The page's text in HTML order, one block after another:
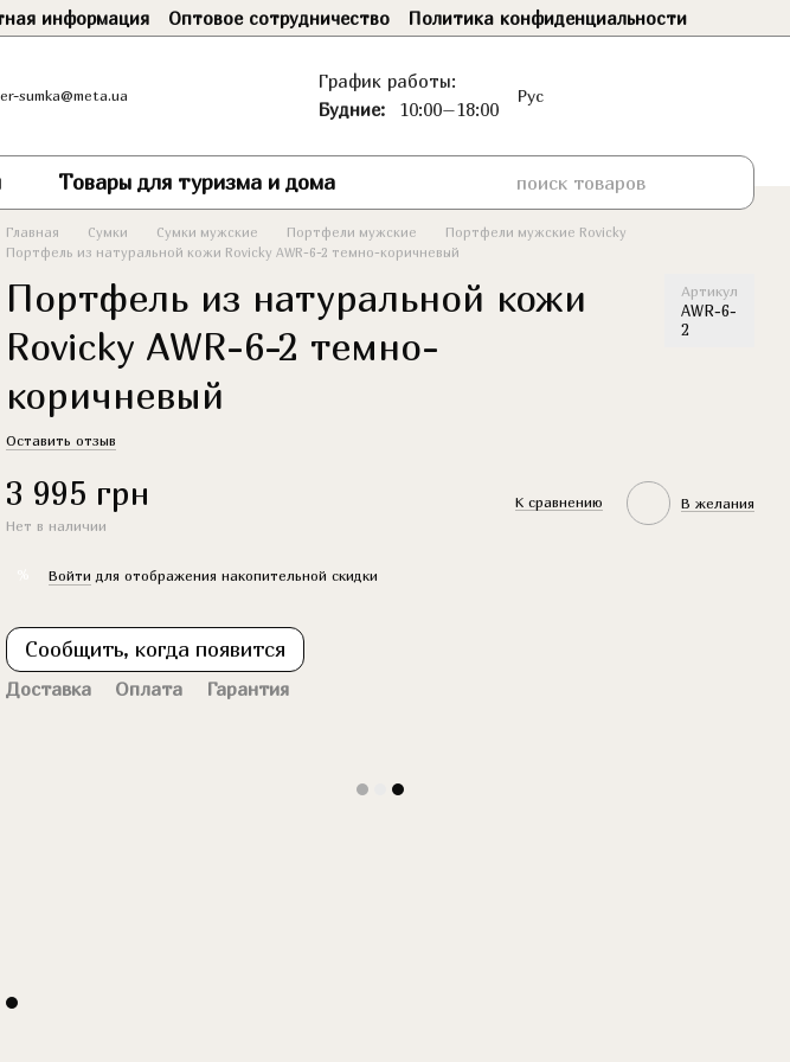
информация Оптовое сотрудничество
Политика конфиденциальности
sumka@meta.ua
График работы:
Будние:
10:00–18:00
Рус
Товары для туризма и дома
Главная Сумки Сумки мужские Портфели мужские
Портфели мужские Rovicky
Портфель из натуральной кожи Rovicky AWR-6-2 темно-коричневый
Портфель из натуральной кожи
Rovicky AWR-6-2 темно-
коричневый
Артикул
AWR-6-
2
Оставить отзыв
3 995 грн
Нет в наличии
К сравнению В желания
Войти для отображения накопительной скидки
Сообщить, когда появится
Доставка Оплата Гарантия